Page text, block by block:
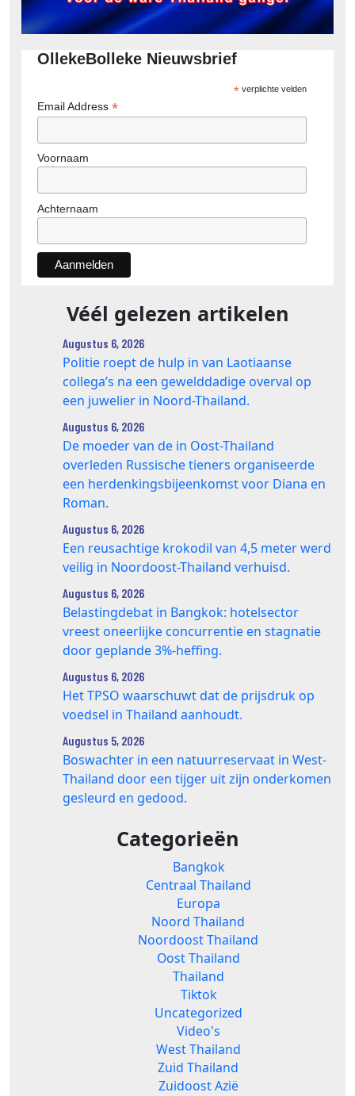
OllekeBolleke Nieuwsbrief
*verplichte velden
Email Address *
Voornaam
Achternaam
Véél gelezen artikelen
Augustus 6, 2026
Politie roept de hulp in van Laotiaanse
collega’s na een gewelddadige overval op
een juwelier in Noord-Thailand.
Augustus 6, 2026
De moeder van de in Oost-Thailand
overleden Russische tieners organiseerde
een herdenkingsbijeenkomst voor Diana en
Roman.
Augustus 6, 2026
Een reusachtige krokodil van 4,5 meter werd
veilig in Noordoost-Thailand verhuisd.
Augustus 6, 2026
Belastingdebat in Bangkok: hotelsector
vreest oneerlijke concurrentie en stagnatie
door geplande 3%-heffing.
Augustus 6, 2026
Het TPSO waarschuwt dat de prijsdruk op
voedsel in Thailand aanhoudt.
Augustus 5, 2026
Boswachter in een natuurreservaat in West-
Thailand door een tijger uit zijn onderkomen
gesleurd en gedood.
Categorieën
Bangkok
Centraal Thailand
Europa
Noord Thailand
Noordoost Thailand
Oost Thailand
Thailand
Tiktok
Uncategorized
Video's
West Thailand
Zuid Thailand
Zuidoost Azië